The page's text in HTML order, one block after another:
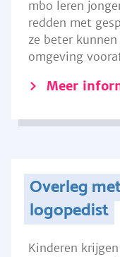
mbo leren
redden met
ze beter
omgeving
Meer
Overleg
logopedist
Kinderen